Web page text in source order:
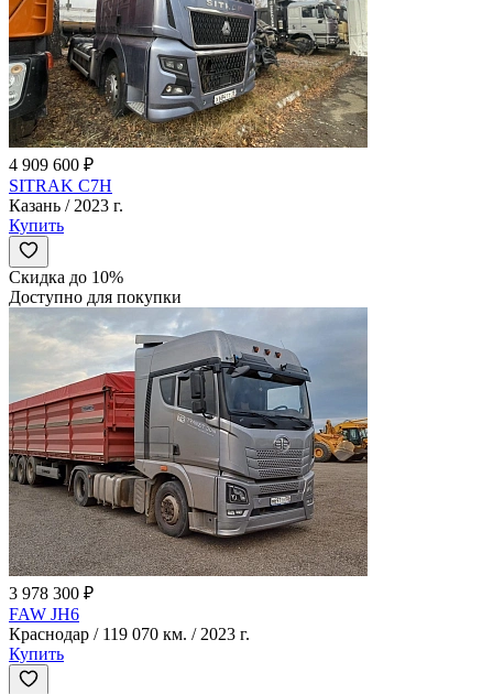
4 909 600 ₽
SITRAK C7H
Казань / 2023 г.
Купить
Скидка до 10%
Доступно для покупки
3 978 300 ₽
FAW JH6
Краснодар / 119 070 км. / 2023 г.
Купить